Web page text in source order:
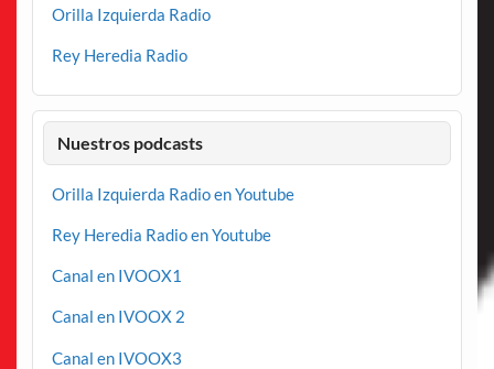
Orilla Izquierda Radio
Rey Heredia Radio
Nuestros podcasts
Orilla Izquierda Radio en Youtube
Rey Heredia Radio en Youtube
Canal en IVOOX1
Canal en IVOOX 2
Canal en IVOOX3